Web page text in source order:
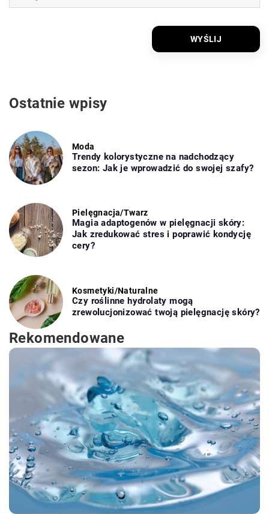
Ostatnie wpisy
Moda
Trendy kolorystyczne na nadchodzący
sezon: Jak je wprowadzić do swojej szafy?
Pielęgnacja/Twarz
Magia adaptogenów w pielęgnacji skóry:
Jak zredukować stres i poprawić kondycję
cery?
Kosmetyki/Naturalne
Czy roślinne hydrolaty mogą
zrewolucjonizować twoją pielęgnację skóry?
Rekomendowane